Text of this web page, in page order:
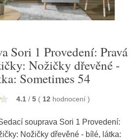
Sori 1 Provedení: Pravá
Nožičky dřevěné -
Sometimes 54
4.1 / 5 ( 12 hodnocení )
souprava Sori 1 Provedení:
Nožičky dřevěné - bílé, látka: